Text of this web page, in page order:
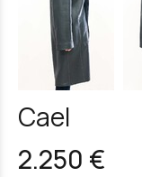
Cael
2.250 €